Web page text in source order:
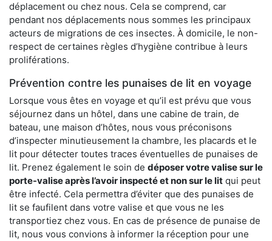
déplacement ou chez nous. Cela se comprend, car
pendant nos déplacements nous sommes les principaux
acteurs de migrations de ces insectes. À domicile, le non-
respect de certaines règles d’hygiène contribue à leurs
proliférations.
Prévention contre les punaises de lit en voyage
Lorsque vous êtes en voyage et qu’il est prévu que vous
séjournez dans un hôtel, dans une cabine de train, de
bateau, une maison d’hôtes, nous vous préconisons
d’inspecter minutieusement la chambre, les placards et le
lit pour détecter toutes traces éventuelles de punaises de
lit. Prenez également le soin de déposer votre valise sur le
porte-valise après l’avoir inspecté et non sur le lit qui peut
être infecté. Cela permettra d’éviter que des punaises de
lit se faufilent dans votre valise et que vous ne les
transportiez chez vous. En cas de présence de punaise de
lit, nous vous convions à informer la réception pour une